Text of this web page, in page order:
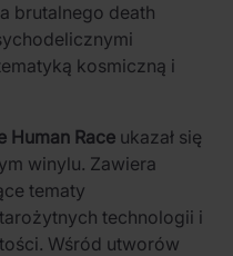
brutalnego death
kosmiczną i
Human Race ukazał się
winylu. Zawiera
tematy
technologii i
Wśród utworów